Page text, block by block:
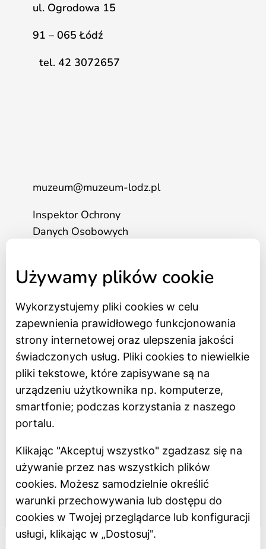
ul. Ogrodowa 15
91 – 065 Łódź
tel. 42 3072657
muzeum@muzeum-lodz.pl
Inspektor Ochrony
Danych Osobowych
Strona główna
Bilety online
BIP
Oceń Muzeum
Newsletter
Deklaracja dostępności
Regulamin
Dostępność
Projekt dofinansowany z Unii Europejskiej
Używamy plików cookie
Wykorzystujemy pliki cookies w celu
zapewnienia prawidłowego funkcjonowania
strony internetowej oraz ulepszenia jakości
świadczonych usług. Pliki cookies to niewielkie
pliki tekstowe, które zapisywane są na
urządzeniu użytkownika np. komputerze,
smartfonie; podczas korzystania z naszego
portalu.
Klikając "Akceptuj wszystko" zgadzasz się na
używanie przez nas wszystkich plików
cookies. Możesz samodzielnie określić
warunki przechowywania lub dostępu do
cookies w Twojej przeglądarce lub konfiguracji
usługi, klikając w „Dostosuj".